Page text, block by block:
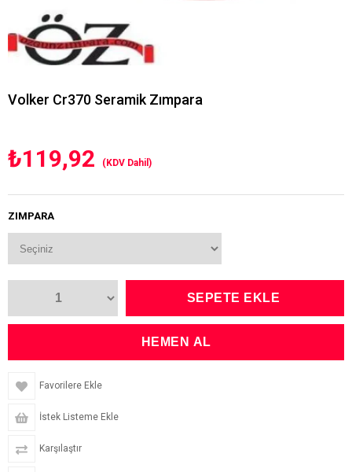
Volker Cr370 Seramik Zımpara
₺119,92 (KDV Dahil)
ZIMPARA
Favorilere Ekle
İstek Listeme Ekle
Karşılaştır